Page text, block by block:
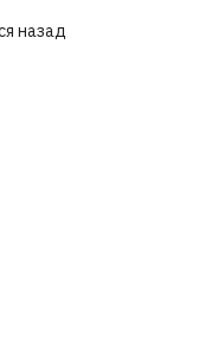
назад